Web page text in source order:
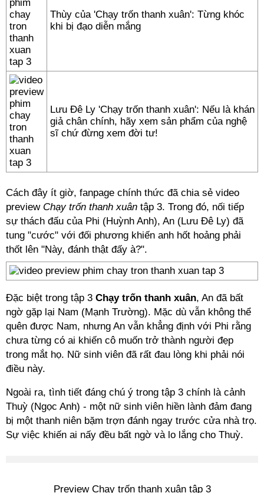
Thùy của 'Chạy trốn thanh xuân': Từng khóc
khi bị đạo diễn mắng
Lưu Đê Ly 'Chạy trốn thanh xuân': Nếu là khán
giả chân chính, hãy xem sản phẩm của nghệ
sĩ chứ đừng xem đời tư!
Cách đây ít giờ, fanpage chính thức đã chia sẻ video
preview Chạy trốn thanh xuân tập 3. Trong đó, nối tiếp
sự thách đấu của Phi (Huỳnh Anh), An (Lưu Đê Ly) đã
tung "cước" với đối phương khiến anh hốt hoảng phải
thốt lên "Này, đánh thật đấy à?".
Đặc biệt trong tập 3 Chạy trốn thanh xuân, An đã bất
ngờ gặp lại Nam (Mạnh Trường). Mặc dù vẫn không thể
quên được Nam, nhưng An vẫn khẳng định với Phi rằng
chưa từng có ai khiến cô muốn trở thành người đẹp
trong mắt họ. Nữ sinh viên đã rất đau lòng khi phải nói
điều này.
Ngoài ra, tình tiết đáng chú ý trong tập 3 chính là cảnh
Thuỳ (Ngọc Anh) - một nữ sinh viên hiền lành đảm đang
bị một thanh niên bặm trợn đánh ngay trước cửa nhà trọ.
Sự việc khiến ai nấy đều bất ngờ và lo lắng cho Thuỳ.
Preview Chạy trốn thanh xuân tập 3